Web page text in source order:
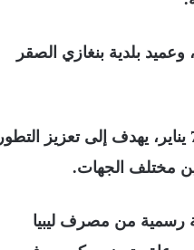
بلدية بنغازي الصقر
المعرض، الذي يُقام على أرض المعارض في الهواري من 5 إلى 7 يناير، يهدف إلى تعزيز التطور
مختلف الجهات.
رسمية من مصرف ليبيا